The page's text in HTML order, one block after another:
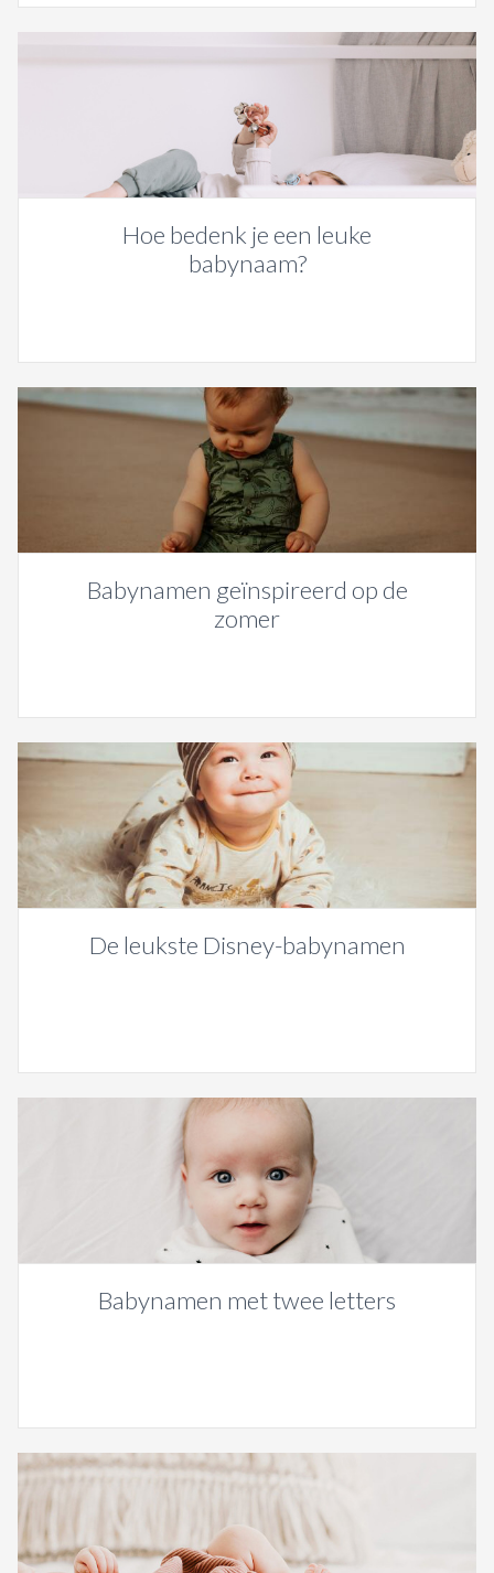
Hoe bedenk je een leuke
babynaam?
Babynamen geïnspireerd op de
zomer
De leukste Disney-babynamen
Babynamen met twee letters